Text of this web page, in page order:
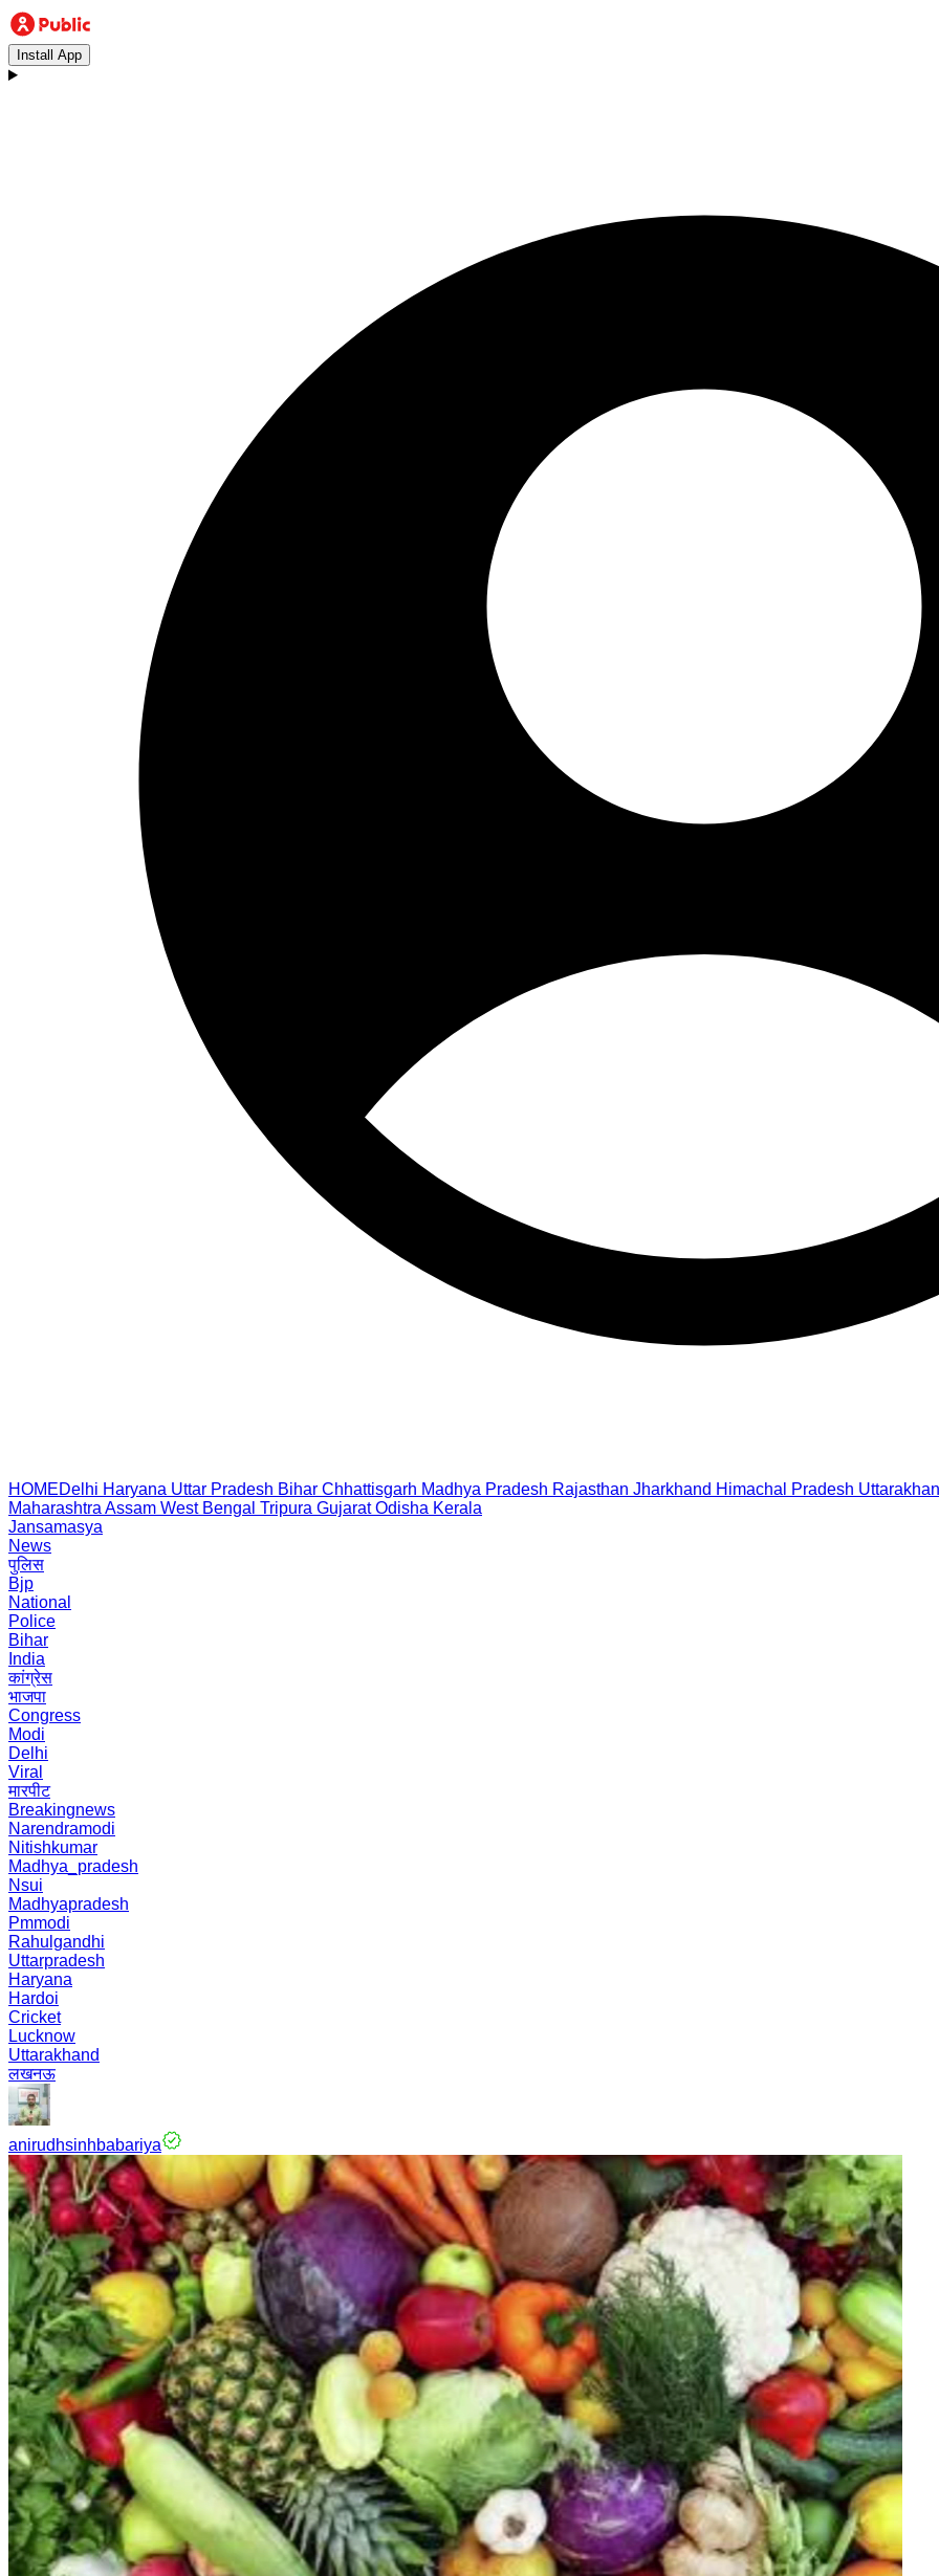
Install App
HOMEDelhi Haryana Uttar Pradesh Bihar Chhattisgarh Madhya Pradesh Rajasthan Jharkhand Himachal Pradesh
Maharashtra Assam West Bengal Tripura Gujarat Odisha Kerala
Jansamasya
News
पुलिस
Bjp
National
Police
Bihar
India
कांग्रेस
भाजपा
Congress
Modi
Delhi
Viral
मारपीट
Breakingnews
Narendramodi
Nitishkumar
Madhya_pradesh
Nsui
Madhyapradesh
Pmmodi
Rahulgandhi
Uttarpradesh
Haryana
Hardoi
Cricket
Lucknow
Uttarakhand
लखनऊ
anirudhsinhbabariya